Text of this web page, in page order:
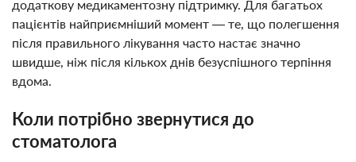
додаткову медикаментозну підтримку. Для багатьох
пацієнтів найприємніший момент — те, що полегшення
після правильного лікування часто настає значно
швидше, ніж після кількох днів безуспішного терпіння
вдома.
Коли потрібно звернутися до
стоматолога